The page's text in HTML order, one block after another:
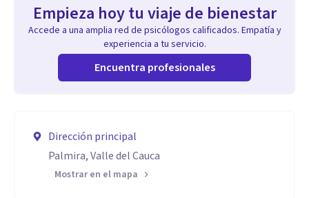
Empieza hoy tu viaje de bienestar
Accede a una amplia red de psicólogos calificados. Empatía y
experiencia a tu servicio.
Encuentra profesionales
Dirección principal
Palmira, Valle del Cauca
Mostrar en el mapa